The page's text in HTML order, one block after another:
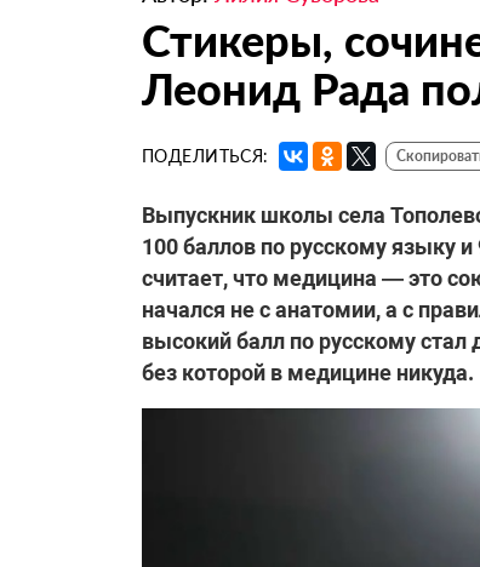
Стикеры,
Леонид Рада
ПОДЕЛИТЬСЯ:
Выпускник школы села
100 баллов по русскому языку
считает, что медицина — это
начался не с анатомии, а с
высокий балл по русскому стал
без которой в медицине никуда.